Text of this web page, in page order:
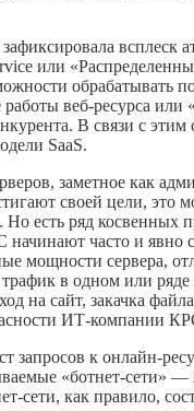
всплеск
или
обрабатывать
веб-ресурса или
В связи с этим
SaaS.
заметное как
своей цели, это
Но есть ряд косвенных
часто и явно
мощности сервера,
в одном или
на сайт, закачка
ИТ-компании
к онлайн-
«ботнет-сети»
сети, как правило,